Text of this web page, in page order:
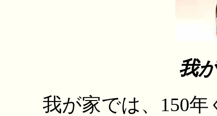
我
我が家では、150